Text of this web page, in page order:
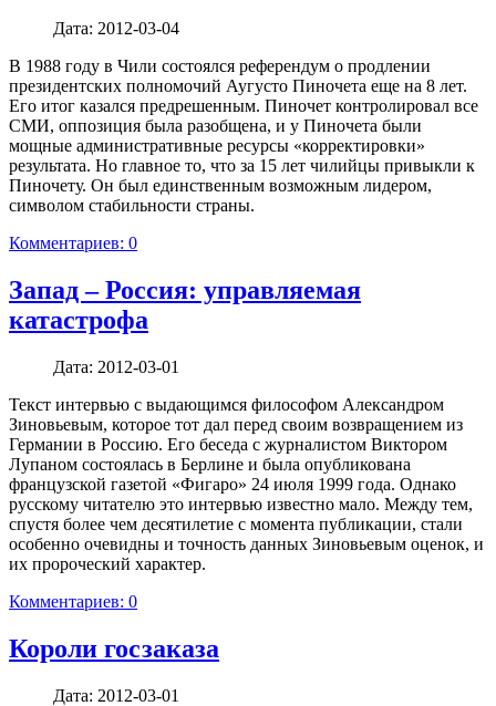
Дата: 2012-03-04
В 1988 году в Чили состоялся референдум о продлении
президентских полномочий Аугусто Пиночета еще на 8 лет.
Его итог казался предрешенным. Пиночет контролировал все
СМИ, оппозиция была разобщена, и у Пиночета были
мощные административные ресурсы «корректировки»
результата. Но главное то, что за 15 лет чилийцы привыкли к
Пиночету. Он был единственным возможным лидером,
символом стабильности страны.
Комментариев: 0
Запад – Россия: управляемая
катастрофа
Дата: 2012-03-01
Текст интервью с выдающимся философом Александром
Зиновьевым, которое тот дал перед своим возвращением из
Германии в Россию. Его беседа с журналистом Виктором
Лупаном состоялась в Берлине и была опубликована
французской газетой «Фигаро» 24 июля 1999 года. Однако
русскому читателю это интервью известно мало. Между тем,
спустя более чем десятилетие с момента публикации, стали
особенно очевидны и точность данных Зиновьевым оценок, и
их пророческий характер.
Комментариев: 0
Короли госзаказа
Дата: 2012-03-01